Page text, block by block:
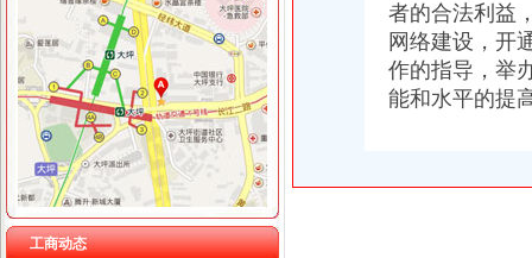
工商动态
工商动态
开县局重庆财务公司四项标准贯彻落实节油节电节能工作要求
城口局全面启动“四大一重点”重庆代理记账工作
巫溪局重庆公司注销从三方面提高数据质量
渝北局重庆进出口权举办全区企业信用体系建设成员单位数据交换培训
铜梁局重庆公司注销四个方面抓好奥运期间安全稳定工作
合川局重庆进出口权建立销人员个人信息库
南川局重庆公司注销六项措施化商业贿赂理工作
江北局立足职能切实加建设领域的重庆代账公司信用评价工作
渝中局重庆代理报税较场口所为北川灾区孩子欢庆节日
者的合法利益
网络建设，开
作的指导，举
能和水平的提